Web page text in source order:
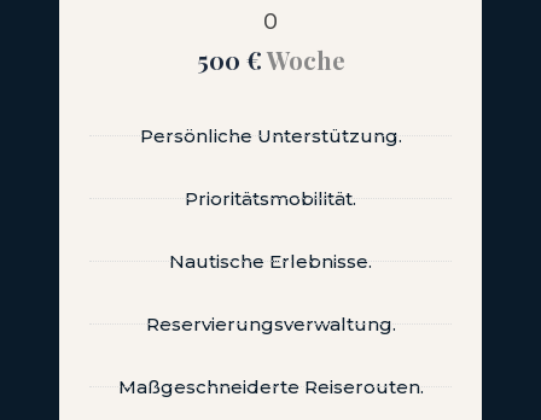
O
500 €Woche
Persönliche Unterstützung.
Prioritätsmobilität.
Nautische Erlebnisse.
Reservierungsverwaltung.
Maßgeschneiderte Reiserouten.